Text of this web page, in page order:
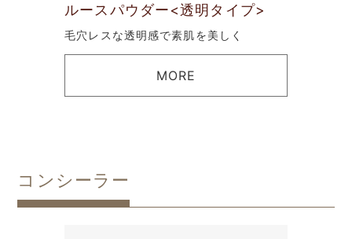
ルースパウダー<透明タイプ>
毛穴レスな透明感で素肌を美しく
MORE
コンシーラー